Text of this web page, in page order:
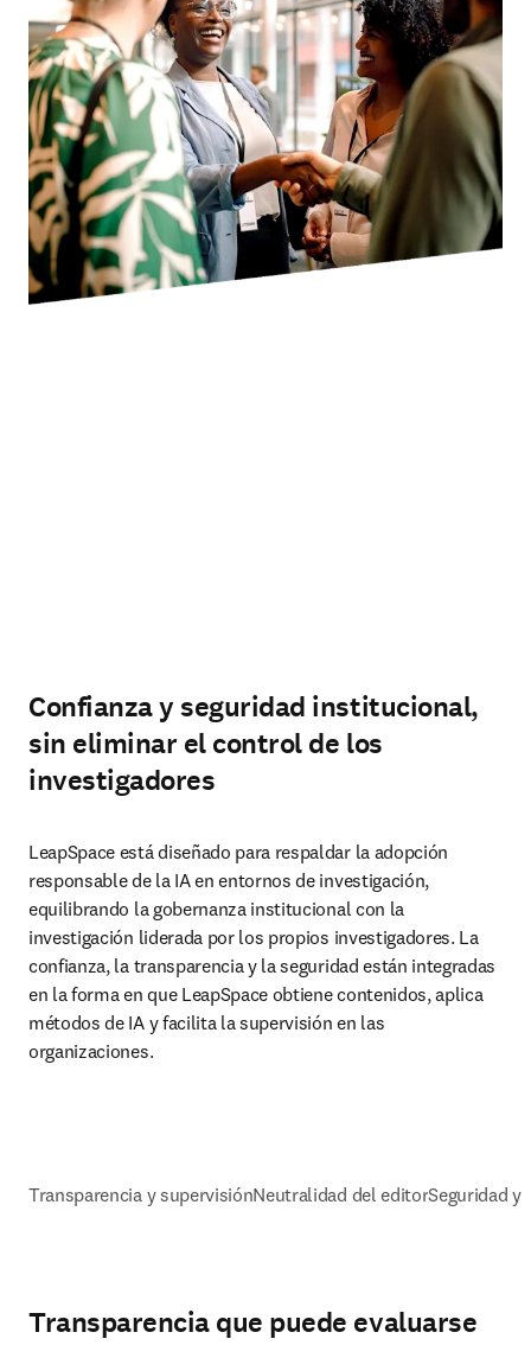
Confianza y seguridad institucional,
sin eliminar el control de los
investigadores
LeapSpace está diseñado para respaldar la adopción
responsable de la IA en entornos de investigación,
equilibrando la gobernanza institucional con la
investigación liderada por los propios investigadores. La
confianza, la transparencia y la seguridad están integradas
en la forma en que LeapSpace obtiene contenidos, aplica
métodos de IA y facilita la supervisión en las
organizaciones.
Transparencia y supervisiónNeutralidad del editorSeguridad y
Transparencia que puede evaluarse